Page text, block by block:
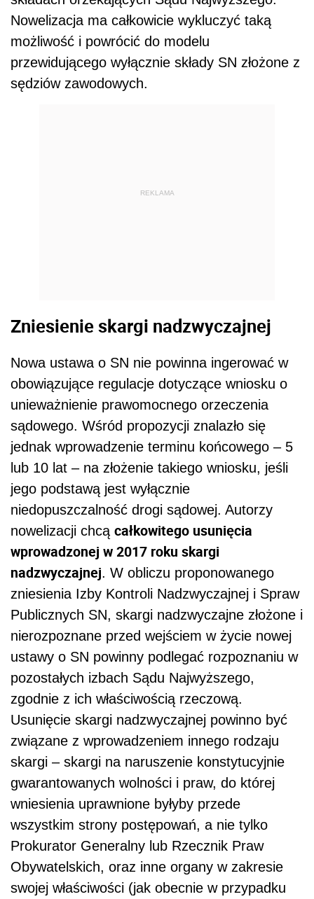
Nowelizacja ma całkowicie wykluczyć taką
możliwość i powrócić do modelu
przewidującego wyłącznie składy SN złożone z
sędziów zawodowych.
REKLAMA
Zniesienie skargi nadzwyczajnej
Nowa ustawa o SN nie powinna ingerować w
obowiązujące regulacje dotyczące wniosku o
unieważnienie prawomocnego orzeczenia
sądowego. Wśród propozycji znalazło się
jednak wprowadzenie terminu końcowego – 5
lub 10 lat – na złożenie takiego wniosku, jeśli
jego podstawą jest wyłącznie
niedopuszczalność drogi sądowej. Autorzy
nowelizacji chcą całkowitego usunięcia
wprowadzonej w 2017 roku skargi
nadzwyczajnej. W obliczu proponowanego
zniesienia Izby Kontroli Nadzwyczajnej i Spraw
Publicznych SN, skargi nadzwyczajne złożone i
nierozpoznane przed wejściem w życie nowej
ustawy o SN powinny podlegać rozpoznaniu w
pozostałych izbach Sądu Najwyższego,
zgodnie z ich właściwością rzeczową.
Usunięcie skargi nadzwyczajnej powinno być
związane z wprowadzeniem innego rodzaju
skargi – skargi na naruszenie konstytucyjnie
gwarantowanych wolności i praw, do której
wniesienia uprawnione byłyby przede
wszystkim strony postępowań, a nie tylko
Prokurator Generalny lub Rzecznik Praw
Obywatelskich, oraz inne organy w zakresie
swojej właściwości (jak obecnie w przypadku